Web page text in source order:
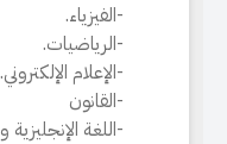
-الفيزياء.
-الرياضيات.
-الإعلام الإلكتروني.
-القانون
-اللغة الإنجليزية